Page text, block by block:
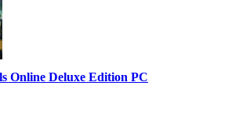
Online Deluxe Edition PC